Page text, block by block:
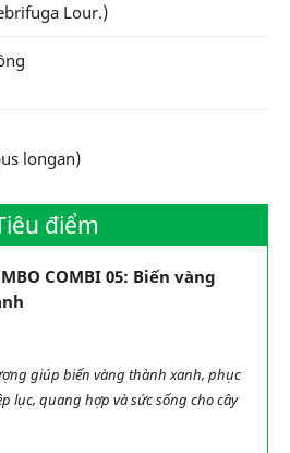
Lour.)
longan)
điểm
COMBI 05: Biến vàng
giúp biến vàng thành xanh, phục
lục, quang hợp và sức sống cho cây